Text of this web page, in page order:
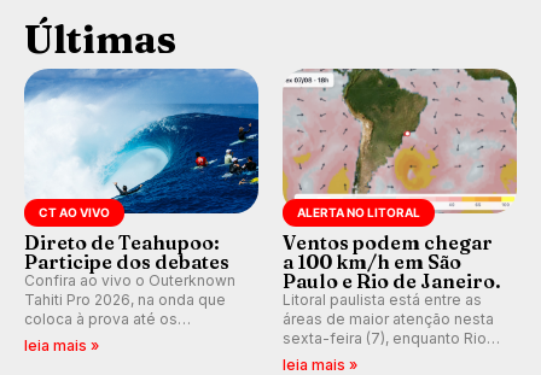
Últimas
CT AO VIVO
Direto de Teahupoo:
Participe dos debates
Confira ao vivo o Outerknown
Tahiti Pro 2026, na onda que
coloca à prova até os
melhores surfistas do mundo.
leia mais »
ALERTA NO LITORAL
Ventos podem chegar
a 100 km/h em São
Paulo e Rio de Janeiro.
Litoral paulista está entre as
áreas de maior atenção nesta
sexta-feira (7), enquanto Rio
de Janeiro também recebe
leia mais »